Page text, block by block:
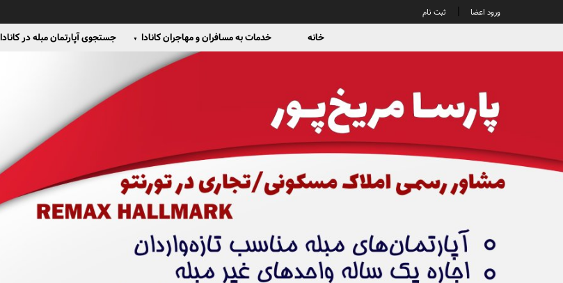
ورود اعضا ثبت نام
خانه خدمات به مسافران و مهاجران کانادا ▼ جستجوی آپارتمان مبله در کانادا